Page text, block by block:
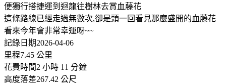
便獨行搭捷運到迴龍往樹林去賞血藤花
這條路線已經走過無數次,卻是頭一回看見那麼盛開的血藤花
看來今年會非常幸運呀~~
記錄日期2026-04-06
里程7.45 公里
花費時間2 小時 11 分鐘
高度落差267.42 公尺